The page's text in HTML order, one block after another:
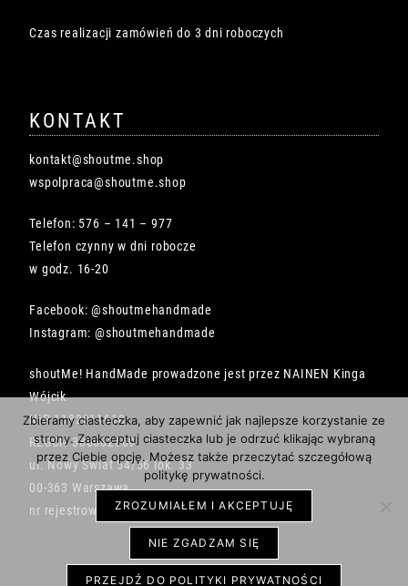
Czas realizacji zamówień do 3 dni roboczych
KONTAKT
kontakt@shoutme.shop
wspolpraca@shoutme.shop
Telefon: 576 – 141 – 977
Telefon czynny w dni robocze
w godz. 16-20
Facebook: @shoutmehandmade
Instagram: @shoutmehandmade
shoutMe! HandMade prowadzone jest przez NAINEN Kinga
Wójcik
NIP 1182211618
REGON 386682569
ul. Nowy Świat 54/56 lok. 33
00-363 Warszawa
nr rejestrowy BDO 000492734
Zbieramy ciasteczka, aby zapewnić jak najlepsze korzystanie ze
strony. Zaakceptuj ciasteczka lub je odrzuć klikając wybraną
przez Ciebie opcję. Możesz także przeczytać szczegółową
politykę prywatności.
ZROZUMIAŁEM I AKCEPTUJĘ
NIE ZGADZAM SIĘ
PRZEJDŹ DO POLITYKI PRYWATNOŚCI